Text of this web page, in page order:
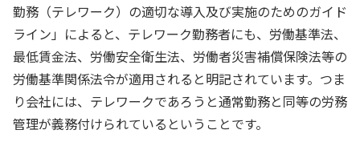
勤務（テレワーク）の適切な導入及び実施のためのガイド
ライン」によると、テレワーク勤務者にも、労働基準法、
最低賃金法、労働安全衛生法、労働者災害補償保険法等の
労働基準関係法令が適用されると明記されています。つま
り会社には、テレワークであろうと通常勤務と同等の労務
管理が義務付けられているということです。